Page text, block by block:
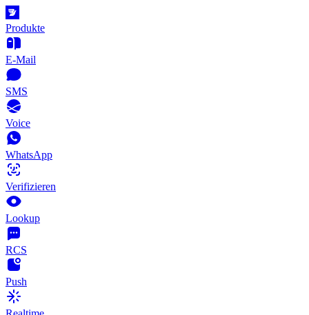
Produkte
E-Mail
SMS
Voice
WhatsApp
Verifizieren
Lookup
RCS
Push